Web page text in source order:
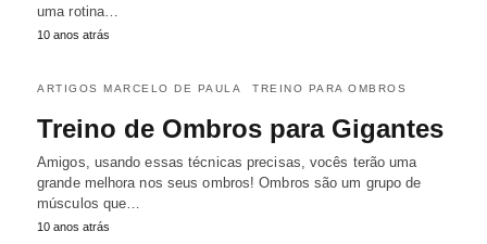
uma rotina…
10 anos atrás
ARTIGOS MARCELO DE PAULA TREINO PARA OMBROS
Treino de Ombros para Gigantes
Amigos, usando essas técnicas precisas, vocês terão uma
grande melhora nos seus ombros! Ombros são um grupo de
músculos que…
10 anos atrás